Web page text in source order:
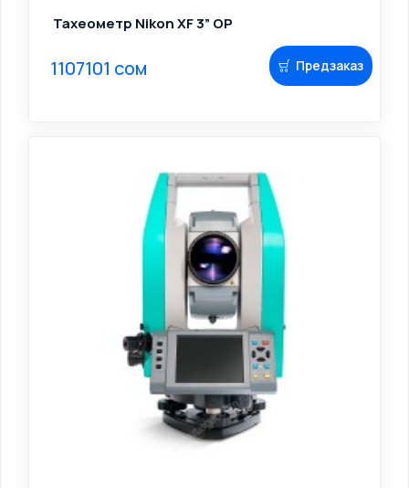
Тахеометр Nikon XF 3” OP
1107101 сом Предзаказ